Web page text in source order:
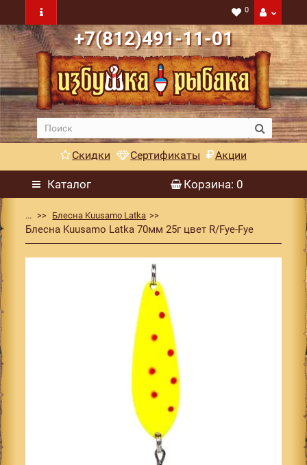
0
+7(812)491-11-01
Скидки Сертификаты Акции
Каталог Корзина: 0
... Блесна Kuusamo Latka
Блесна Kuusamo Latka 70мм 25г цвет R/Fye-Fye